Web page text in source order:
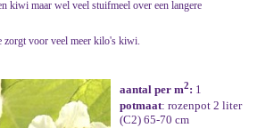
kiwi maar wel veel stuifmeel over een langere
zorgt voor veel meer kilo's kiwi.
aantal per m2: 1
potmaat: rozenpot 2 liter
(C2) 65-70 cm